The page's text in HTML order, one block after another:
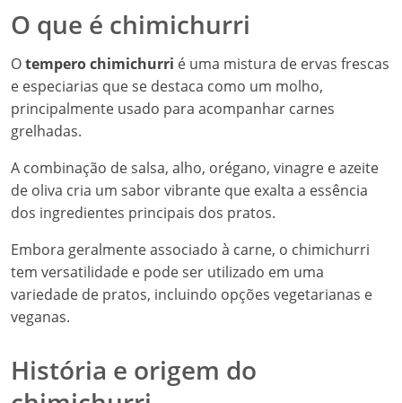
O que é chimichurri
Otempero chimichurri é uma mistura de ervas frescas
e especiarias que se destaca como um molho,
principalmente usado para acompanhar carnes
grelhadas.
A combinação de salsa, alho, orégano, vinagre e azeite
de oliva cria um sabor vibrante que exalta a essência
dos ingredientes principais dos pratos.
Embora geralmente associado à carne, o chimichurri
tem versatilidade e pode ser utilizado em uma
variedade de pratos, incluindo opções vegetarianas e
veganas.
História e origem do